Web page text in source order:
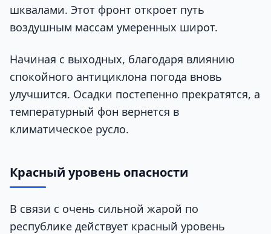
шквалами. Этот фронт откроет путь
воздушным массам умеренных широт.
Начиная с выходных, благодаря влиянию
спокойного антициклона погода вновь
улучшится. Осадки постепенно прекратятся, а
температурный фон вернется в
климатическое русло.
Красный уровень опасности
В связи с очень сильной жарой по
республике действует красный уровень